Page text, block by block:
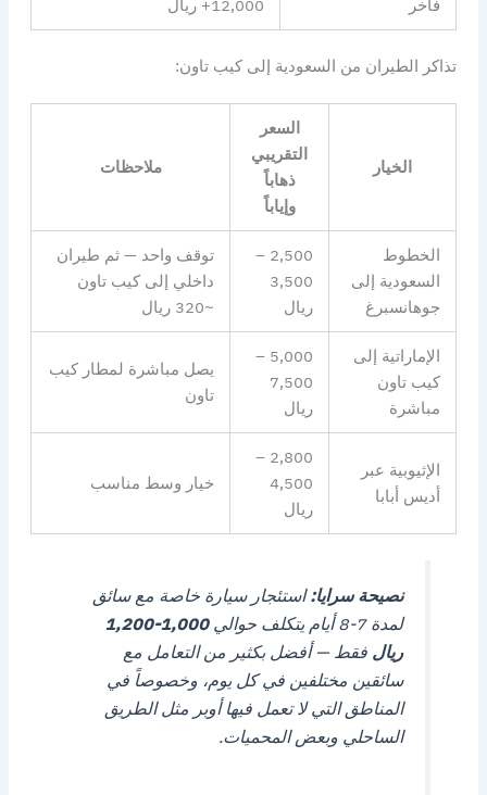
فاخر 12,000+ ريال
تذاكر الطيران من السعودية إلى كيب تاون:
الخيار
السعر
التقريبي
ذهاباً
وإياباً
ملاحظات
الخطوط
السعودية إلى
جوهانسبرغ
2,500 –
3,500
ريال
توقف واحد — ثم طيران
داخلي إلى كيب تاون
~320 ريال
الإماراتية إلى
كيب تاون
مباشرة
5,000 –
7,500
ريال
يصل مباشرة لمطار كيب
تاون
الإثيوبية عبر
أديس أبابا
2,800 –
4,500
ريال
خيار وسط مناسب
نصيحة سرايا:استئجار سيارة خاصة مع سائق
لمدة 7-8 أيام يتكلف حوالي
1,000-1,200
ريال فقط — أفضل بكثير من التعامل مع
سائقين مختلفين في كل يوم، وخصوصاً في
المناطق التي لا تعمل فيها أوبر مثل الطريق
الساحلي وبعض المحميات.